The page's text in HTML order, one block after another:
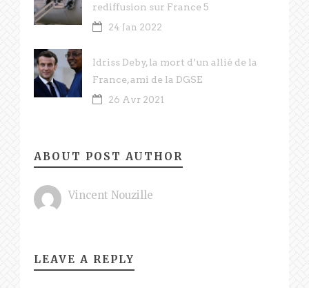
rediffusion sur France 5
24 Jan 2022
Idriss Deby, la mort d’un allié de la
France, ami de la DGSE
26 Avr 2021
ABOUT POST AUTHOR
Vincent Nouzille
LEAVE A REPLY